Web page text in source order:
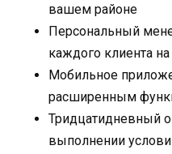
вашем районе
Персональный
каждого клиента на
Мобильное
расширенным
Тридцатидневный
выполнении